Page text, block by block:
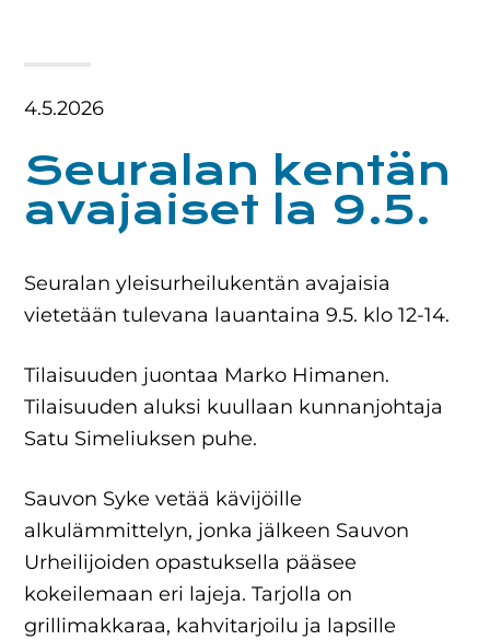
4.5.2026
Seuralan kentän
avajaiset la 9.5.
Seuralan yleisurheilukentän avajaisia
vietetään tulevana lauantaina 9.5. klo 12-14.
Tilaisuuden juontaa Marko Himanen.
Tilaisuuden aluksi kuullaan kunnanjohtaja
Satu Simeliuksen puhe.
Sauvon Syke vetää kävijöille
alkulämmittelyn, jonka jälkeen Sauvon
Urheilijoiden opastuksella pääsee
kokeilemaan eri lajeja. Tarjolla on
grillimakkaraa, kahvitarjoilu ja lapsille